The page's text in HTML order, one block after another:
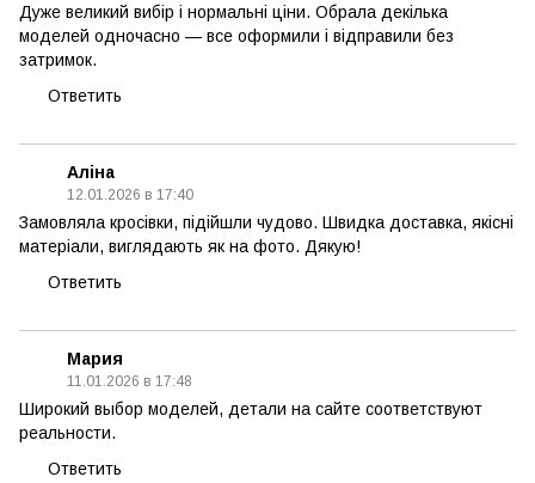
Дуже великий вибір і нормальні ціни. Обрала декілька
моделей одночасно — все оформили і відправили без
затримок.
Ответить
Аліна
12.01.2026 в 17:40
Замовляла кросівки, підійшли чудово. Швидка доставка, якісні
матеріали, виглядають як на фото. Дякую!
Ответить
Мария
11.01.2026 в 17:48
Широкий выбор моделей, детали на сайте соответствуют
реальности.
Ответить